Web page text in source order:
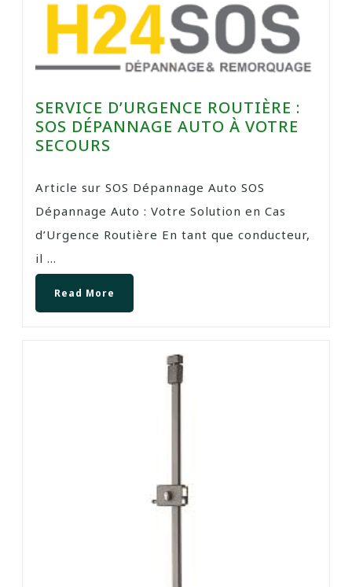
SERVICE D’URGENCE ROUTIÈRE :
SOS DÉPANNAGE AUTO À VOTRE
SECOURS
Article sur SOS Dépannage Auto SOS
Dépannage Auto : Votre Solution en Cas
d’Urgence Routière En tant que conducteur,
il ...
Read More